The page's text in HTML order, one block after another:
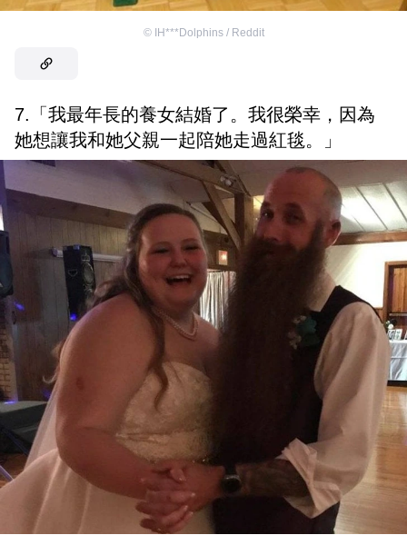
© IH***Dolphins / Reddit
7.「我最年長的養女結婚了。我很榮幸，因為
她想讓我和她父親一起陪她走過紅毯。」